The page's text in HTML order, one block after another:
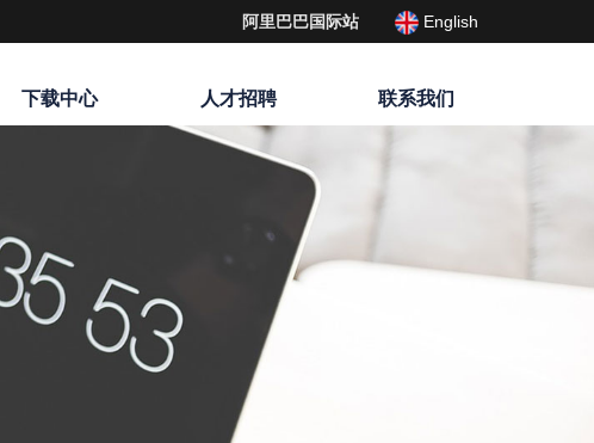
下载中心 人才招聘 联系我们
English
阿里巴巴国际站